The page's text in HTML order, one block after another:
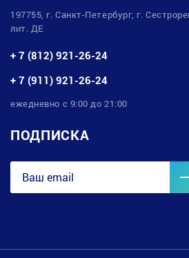
197755, г. Санкт-Петербург, г.
лит. ДЕ
+ 7 (812) 921-26-24
+ 7 (911) 921-26-24
ежедневно с 9:00 до 21:00
ПОДПИСКА